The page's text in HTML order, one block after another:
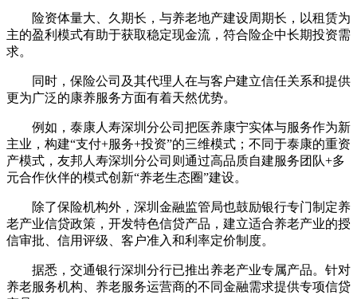
险资体量大、久期长，与养老地产建设周期长，以租赁为
主的盈利模式有助于获取稳定现金流，符合险企中长期投资需
求。
同时，保险公司及其代理人在与客户建立信任关系和提供
更为广泛的康养服务方面有着天然优势。
例如，泰康人寿深圳分公司把医养康宁实体与服务作为新
主业，构建“支付+服务+投资”的三维模式；不同于泰康的重资
产模式，友邦人寿深圳分公司则通过高品质自建服务团队+多
元合作伙伴的模式创新“养老生态圈”建设。
除了保险机构外，深圳金融监管局也鼓励银行专门制定养
老产业信贷政策，开发特色信贷产品，建立适合养老产业的授
信审批、信用评级、客户准入和利率定价制度。
据悉，交通银行深圳分行已推出养老产业专属产品。针对
养老服务机构、养老服务运营商的不同金融需求提供专项信贷